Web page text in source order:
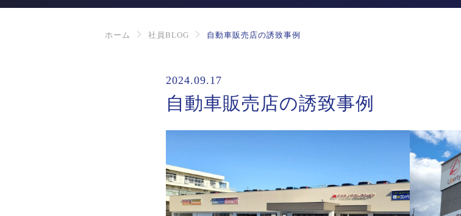
ホーム 社員BLOG 自動車販売店の誘致事例
2024.09.17
自動車販売店の誘致事例